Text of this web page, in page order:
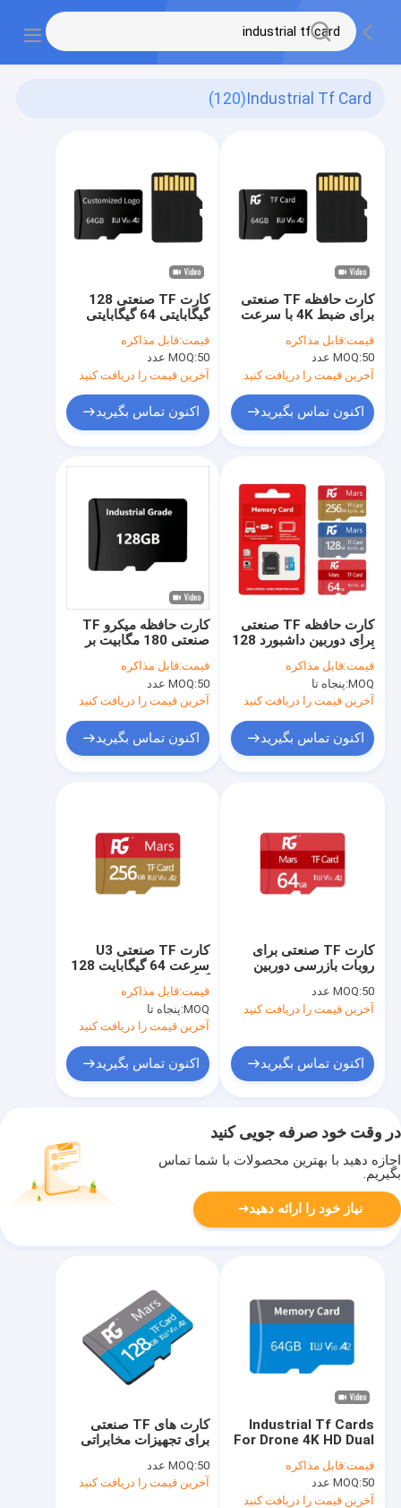
Industrial Tf Card
(120)
کارت TF صنعتی 128
گیگابایتی 64 گیگابایتی
برای ضبط کننده رانندگی
قیمت:قابل مذاکره
MOQ:50 عدد
آخرین قیمت را دریافت کنید
اکنون تماس بگیرید
کارت حافظه TF صنعتی
برای ضبط 4K با سرعت
سرعت V30، 64
گیگابایت، 256 گیگابایت
قیمت:قابل مذاکره
MOQ:50 عدد
آخرین قیمت را دریافت کنید
اکنون تماس بگیرید
کارت حافظه میکرو TF
صنعتی 180 مگابیت بر
بالا برای DVR خودرو
نظارت امنیتی
قیمت:قابل مذاکره
MOQ:50 عدد
آخرین قیمت را دریافت کنید
اکنون تماس بگیرید
کارت حافظه TF صنعتی
برای دوربین داشبورد 128
گیگابایت 128 گیگابایت
گیگابایت کارت حافظه با
قیمت:قابل مذاکره
MOQ: پنجاه تا
آخرین قیمت را دریافت کنید
اکنون تماس بگیرید
کارت TF صنعتی U3
سرعت 64 گیگابایت 128
پیشرفته کارت TF
سفارشی 256 گیگابایت
قیمت:قابل مذاکره
MOQ: پنجاه تا
آخرین قیمت را دریافت کنید
اکنون تماس بگیرید
کارت TF صنعتی برای
روبات بازرسی دوربین
TF
MOQ:50 عدد
آخرین قیمت را دریافت کنید
اکنون تماس بگیرید
در وقت خود صرفه جویی کنید
اجازه دهید با بهترین محصولات با شما تماس
بگیریم.
نیاز خود را ارائه دهید
کارت های TF صنعتی
برای تجهیزات مخابراتی
64G 128G 256G
MOQ:50 عدد
آخرین قیمت را دریافت کنید
Industrial Tf Cards
For Drone 4K HD Dual
256G High Speed Tf
Cards
قیمت:قابل مذاکره
MOQ:50 عدد
آخرین قیمت را دریافت کنید